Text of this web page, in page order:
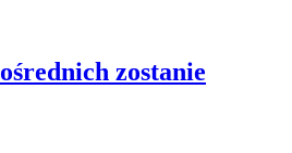
zostanie